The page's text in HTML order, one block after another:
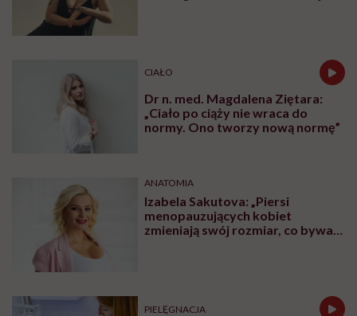
CIAŁO
Dr n. med. Magdalena Ziętara:
„Ciało po ciąży nie wraca do
normy. Ono tworzy nową normę”
ANATOMIA
Izabela Sakutova: „Piersi
menopauzujących kobiet
zmieniają swój rozmiar, co bywa
PIELĘGNACJA